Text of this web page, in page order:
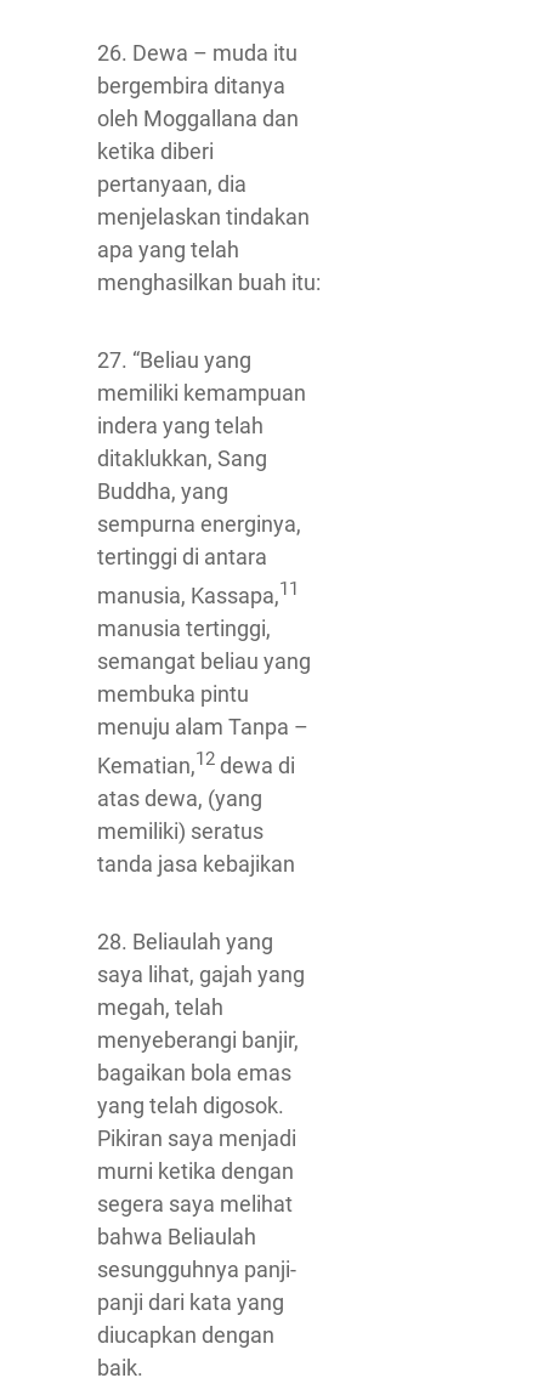
26. Dewa – muda itu
bergembira ditanya
oleh Moggallana dan
ketika diberi
pertanyaan, dia
menjelaskan tindakan
apa yang telah
menghasilkan buah itu:
27. “Beliau yang
memiliki kemampuan
indera yang telah
ditaklukkan, Sang
Buddha, yang
sempurna energinya,
tertinggi di antara
manusia, Kassapa,11
manusia tertinggi,
semangat beliau yang
membuka pintu
menuju alam Tanpa –
Kematian,12 dewa di
atas dewa, (yang
memiliki) seratus
tanda jasa kebajikan
28. Beliaulah yang
saya lihat, gajah yang
megah, telah
menyeberangi banjir,
bagaikan bola emas
yang telah digosok.
Pikiran saya menjadi
murni ketika dengan
segera saya melihat
bahwa Beliaulah
sesungguhnya panji-
panji dari kata yang
diucapkan dengan
baik.